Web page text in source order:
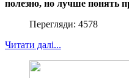
полезно, но лучше понять
Перегляди: 4578
Читати далі...